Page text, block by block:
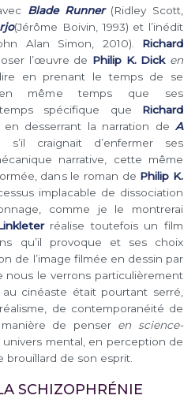
Blade Runner(Ridley Scott,
(Jérôme Boivin, 1993) et l’inédit
Alan Simon, 2010). Richard
l’œuvre de Philip K. Dick en
dire en prenant le temps de se
en même temps que ses
spécifique que Richard
desserrant la narration de A
craignait d’enfermer ses
narrative, cette même
dans le roman de Philip K.
implacable de dissociation
comme je le montrerai
réalise toutefois un film
qu’il provoque et ses choix
de l’image filmée en dessin par
nous le verrons particulièrement
cinéaste était pourtant serré,
de contemporanéité de
de penser en science-
mental, en perception de
brouillard de son esprit.
SCHIZOPHRÉNIE